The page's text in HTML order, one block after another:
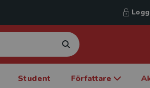
Student Författare